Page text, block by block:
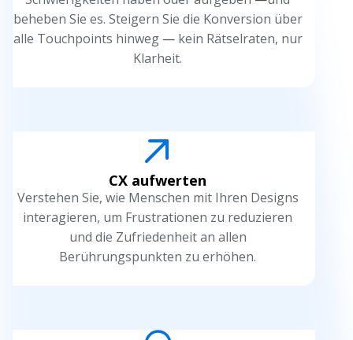
beheben Sie es. Steigern Sie die Konversion über
alle Touchpoints hinweg —kein Rätselraten, nur
Klarheit.
CX aufwerten
Verstehen Sie, wie Menschen mit Ihren Designs
interagieren, um Frustrationen zu reduzieren
und die Zufriedenheit an allen
Berührungspunkten zu erhöhen.